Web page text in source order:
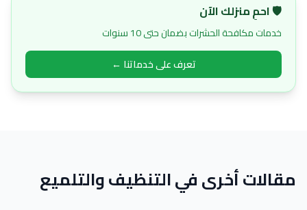
🛡️ احمِ منزلك الآن
خدمات مكافحة الحشرات بضمان حتى 10 سنوات
تعرف على خدماتنا ←
مقالات أخرى في التنظيف والتلميع